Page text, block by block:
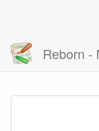
Reborn -
Historie menu